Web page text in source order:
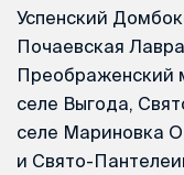
Успенский
Почаевская
Преображенский
селе Выгода,
селе Мариновка
и Свято-